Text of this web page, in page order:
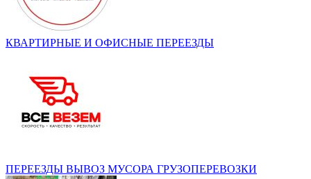
КВАРТИРНЫЕ И ОФИСНЫЕ ПЕРЕЕЗДЫ
ПЕРЕЕЗДЫ ВЫВОЗ МУСОРА ГРУЗОПЕРЕВОЗКИ